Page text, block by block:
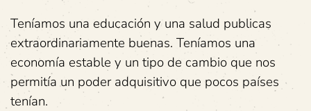
Teníamos una educación y una salud publicas
extraordinariamente buenas. Teníamos una
economía estable y un tipo de cambio que nos
permitía un poder adquisitivo que pocos países
tenían.